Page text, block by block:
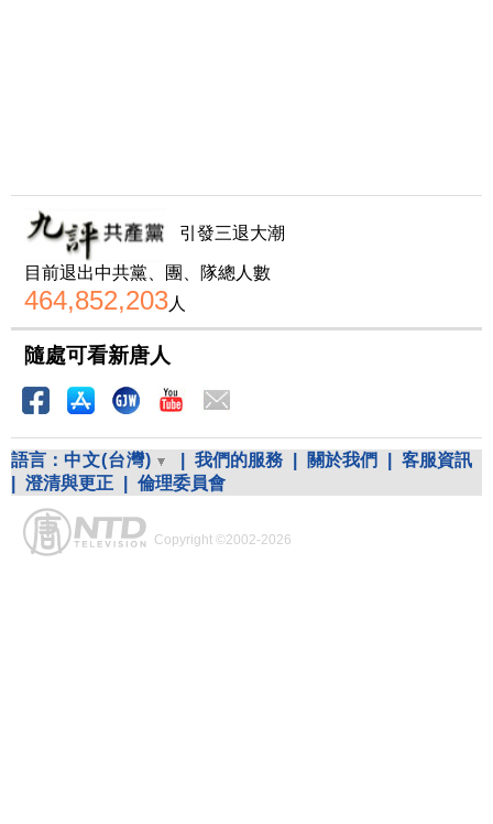
引發三退大潮
目前退出中共黨、團、隊總人數
464,852,203人
隨處可看新唐人
語言： 中文(台灣) 我們的服務 關於我們
客服資訊
澄清與更正 倫理委員會
Copyright ©2002-2026